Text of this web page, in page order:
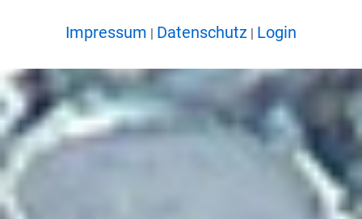
Impressum | Datenschutz | Login